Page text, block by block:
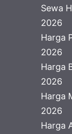
Sewa
2026
Harga
2026
Harga
2026
Harga
2026
Harga